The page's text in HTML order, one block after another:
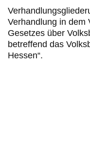
Verhandlung in dem
Gesetzes über
betreffend das
Hessen“.